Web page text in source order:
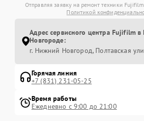
Отправляя заявку на ремонт техники
Политикой
Адрес сервисного центра Fujifilm
Новгороде:
г. Нижний Новгород, Полтавская
Горячая линия
+7 (831) 231-05-25
Время работы
Ежедневно с 9:00 до 21:00